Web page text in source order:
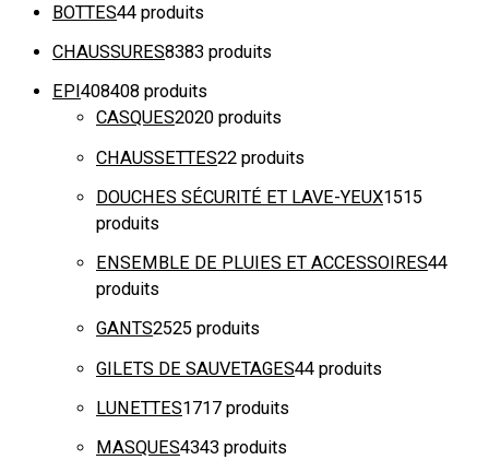
BOTTES44 produits
CHAUSSURES8383 produits
EPI 408408 produits
CASQUES2020 produits
CHAUSSETTES22 produits
DOUCHES SÉCURITÉ ET LAVE-YEUX1515
produits
ENSEMBLE DE PLUIES ET ACCESSOIRES44
produits
GANTS2525 produits
GILETS DE SAUVETAGES44 produits
LUNETTES1717 produits
MASQUES4343 produits